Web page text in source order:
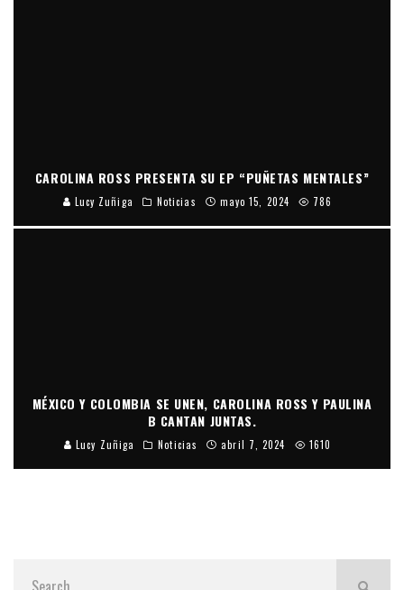
CAROLINA ROSS PRESENTA SU EP “PUÑETAS MENTALES”
Lucy Zuñiga Noticias mayo 15, 2024 786
MÉXICO Y COLOMBIA SE UNEN, CAROLINA ROSS Y PAULINA
B CANTAN JUNTAS.
Lucy Zuñiga Noticias abril 7, 2024 1610